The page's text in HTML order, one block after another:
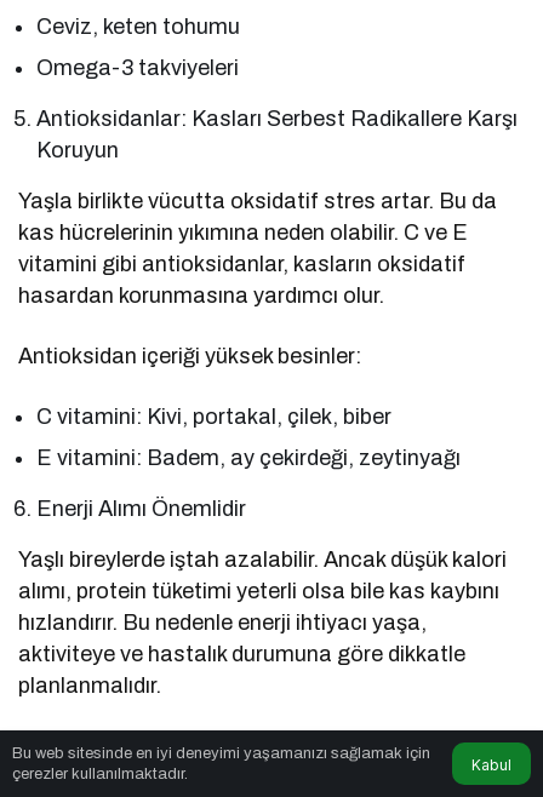
Ceviz, keten tohumu
Omega-3 takviyeleri
Antioksidanlar: Kasları Serbest Radikallere Karşı
Koruyun
Yaşla birlikte vücutta oksidatif stres artar. Bu da
kas hücrelerinin yıkımına neden olabilir. C ve E
vitamini gibi antioksidanlar, kasların oksidatif
hasardan korunmasına yardımcı olur.
Antioksidan içeriği yüksek besinler:
C vitamini: Kivi, portakal, çilek, biber
E vitamini: Badem, ay çekirdeği, zeytinyağı
Enerji Alımı Önemlidir
Yaşlı bireylerde iştah azalabilir. Ancak düşük kalori
alımı, protein tüketimi yeterli olsa bile kas kaybını
hızlandırır. Bu nedenle enerji ihtiyacı yaşa,
aktiviteye ve hastalık durumuna göre dikkatle
planlanmalıdır.
Egzersiz: Beslenmenin Tamamlayıcısı
Bu web sitesinde en iyi deneyimi yaşamanızı sağlamak için
çerezler kullanılmaktadır.
Kabul